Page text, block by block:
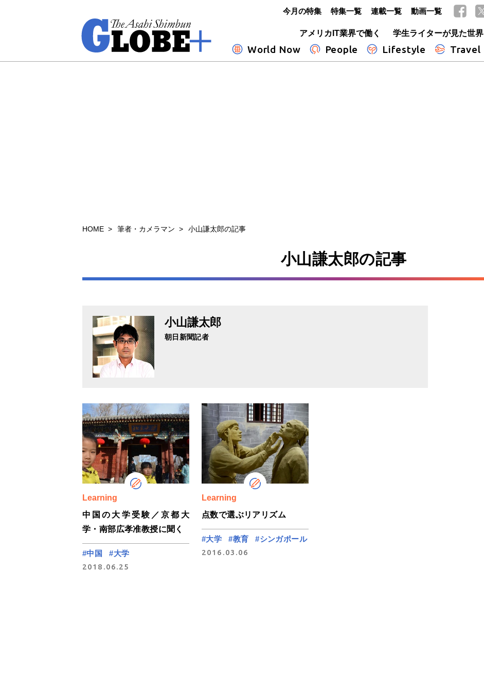
アメリカIT業界で働く
学生ライターが見た世界
World Now People Lifestyle Travel
今月の特集 特集一覧 連載一覧 動画一覧
HOME 筆者・カメラマン 小山謙太郎の記事
小山謙太郎の記事
小山謙太郎
朝日新聞記者
Learning
中国の大学受験／京都大
学・南部広孝准教授に聞く
#中国
#大学
2018.06.25
Learning
点数で選ぶリアリズム
#大学 #教育
#シンガポール
2016.03.06